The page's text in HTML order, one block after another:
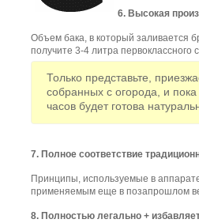
6. Высокая
Объем бака, в который заливается
получите 3-4 литра первоклассного
Только представьте,
собранных с огорода, и
часов будет готова
7. Полное соответствие
Принципы, используемые в
применяемым еще в позапрошлом
8. Полностью легально +